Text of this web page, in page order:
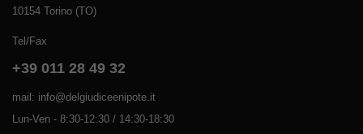
10154 Torino (TO)
Tel/Fax
+39 011 28 49 32
mail: info@delgiudiceenipote.it
Lun-Ven - 8:30-12:30 / 14:30-18:30